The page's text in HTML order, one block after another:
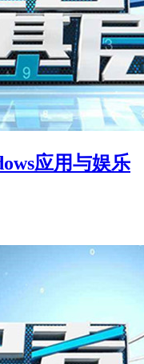
应用与娱乐